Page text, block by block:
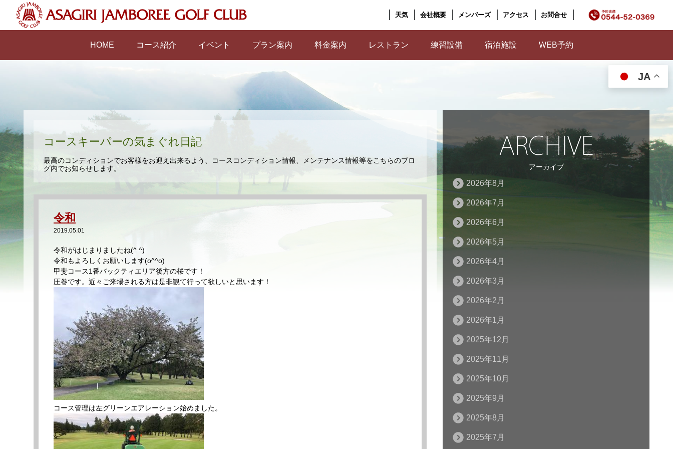
天気 会社概要 メンバーズ アクセス お問合せ
JA
HOME コース紹介 イベント プラン案内 料金案内 レストラン 練習設備 宿泊施設 WEB予約
アーカイブ
2026年8月
2026年7月
2026年6月
2026年5月
2026年4月
2026年3月
2026年2月
2026年1月
2025年12月
2025年11月
2025年10月
2025年9月
2025年8月
2025年7月
コースキーパーの気まぐれ日記
最高のコンディションでお客様をお迎え出来るよう、コースコンディション情報、メンテナンス情報等をこちらのブロ
グ内でお知らせします。
令和
2019.05.01
令和がはじまりましたね(^ ^)
令和もよろしくお願いします(o^^o)
甲斐コース1番バックティエリア後方の桜です！
圧巻です。近々ご来場される方は是非観て行って欲しいと思います！
コース管理は左グリーンエアレーション始めました。